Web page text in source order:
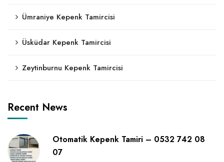
Ümraniye Kepenk Tamircisi
Üsküdar Kepenk Tamircisi
Zeytinburnu Kepenk Tamircisi
Recent News
Otomatik Kepenk Tamiri – 0532 742 08
07